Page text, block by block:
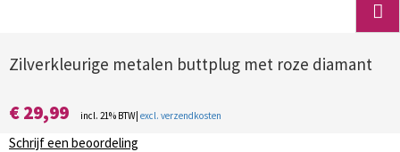
Zilverkleurige metalen buttplug met roze diamant
€ 29,99 incl. 21% BTW| excl. verzendkosten
Schrijf een beoordeling